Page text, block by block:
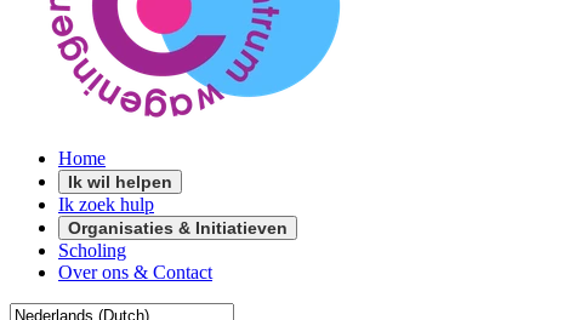
Home
Ik wil helpen
Ik zoek hulp
Organisaties & Initiatieven
Scholing
Over ons & Contact